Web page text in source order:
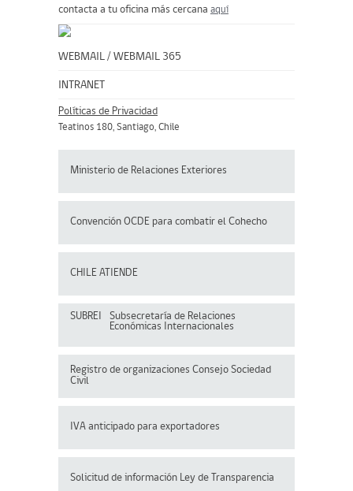
contacta a tu oficina más cercana aquí
WEBMAIL / WEBMAIL 365
INTRANET
Políticas de Privacidad
Teatinos 180, Santiago, Chile
Ministerio de Relaciones Exteriores
Convención OCDE para combatir el Cohecho
CHILE ATIENDE
SUBREI
Subsecretaría de Relaciones
Económicas Internacionales
Registro de organizaciones Consejo Sociedad
Civil
IVA anticipado para exportadores
Solicitud de información Ley de Transparencia